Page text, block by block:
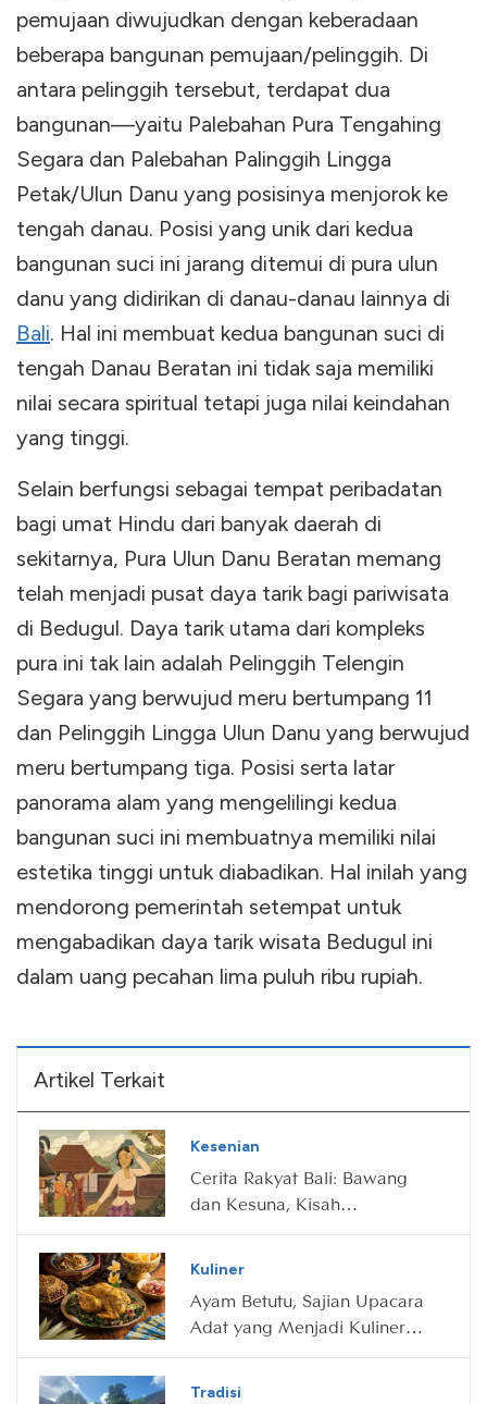
pemujaan diwujudkan dengan keberadaan
beberapa bangunan pemujaan/pelinggih. Di
antara pelinggih tersebut, terdapat dua
bangunan—yaitu Palebahan Pura Tengahing
Segara dan Palebahan Palinggih Lingga
Petak/Ulun Danu yang posisinya menjorok ke
tengah danau. Posisi yang unik dari kedua
bangunan suci ini jarang ditemui di pura ulun
danu yang didirikan di danau-danau lainnya di
Bali. Hal ini membuat kedua bangunan suci di
tengah Danau Beratan ini tidak saja memiliki
nilai secara spiritual tetapi juga nilai keindahan
yang tinggi.
Selain berfungsi sebagai tempat peribadatan
bagi umat Hindu dari banyak daerah di
sekitarnya, Pura Ulun Danu Beratan memang
telah menjadi pusat daya tarik bagi pariwisata
di Bedugul. Daya tarik utama dari kompleks
pura ini tak lain adalah Pelinggih Telengin
Segara yang berwujud meru bertumpang 11
dan Pelinggih Lingga Ulun Danu yang berwujud
meru bertumpang tiga. Posisi serta latar
panorama alam yang mengelilingi kedua
bangunan suci ini membuatnya memiliki nilai
estetika tinggi untuk diabadikan. Hal inilah yang
mendorong pemerintah setempat untuk
mengabadikan daya tarik wisata Bedugul ini
dalam uang pecahan lima puluh ribu rupiah.
Artikel Terkait
Kesenian
Cerita Rakyat Bali: Bawang
dan Kesuna, Kisah
Kuliner
Ayam Betutu, Sajian Upacara
Adat yang Menjadi Kuliner
Tradisi